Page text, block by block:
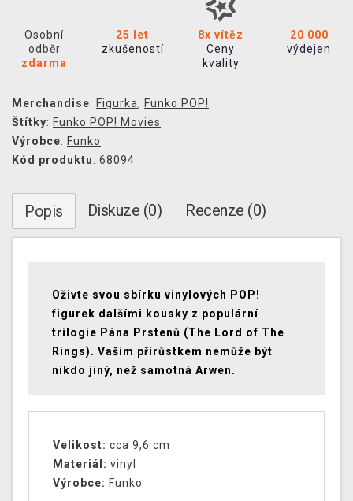
Osobní
odběr
zdarma
25 let
zkušeností
8x vítěz
Ceny
kvality
20 000
výdejen
Merchandise: Figurka, Funko POP!
Štítky: Funko POP! Movies
Výrobce: Funko
Kód produktu: 68094
Popis Diskuze (0) Recenze (0)
Oživte svou sbírku vinylových POP!
figurek dalšími kousky z populární
trilogie Pána Prstenů (The Lord of The
Rings). Vaším přírůstkem nemůže být
nikdo jiný, než samotná Arwen.
Velikost: cca 9,6 cm
Materiál: vinyl
Výrobce: Funko